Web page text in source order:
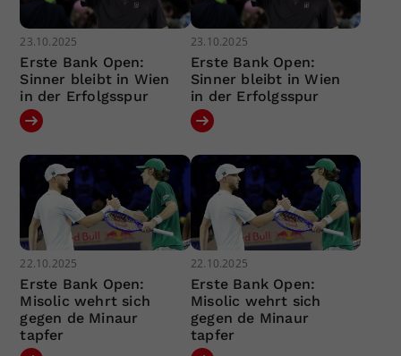
23.10.2025
Erste Bank Open:
Sinner bleibt in Wien
in der Erfolgsspur
23.10.2025
Erste Bank Open:
Sinner bleibt in Wien
in der Erfolgsspur
22.10.2025
Erste Bank Open:
Misolic wehrt sich
gegen de Minaur
tapfer
22.10.2025
Erste Bank Open:
Misolic wehrt sich
gegen de Minaur
tapfer